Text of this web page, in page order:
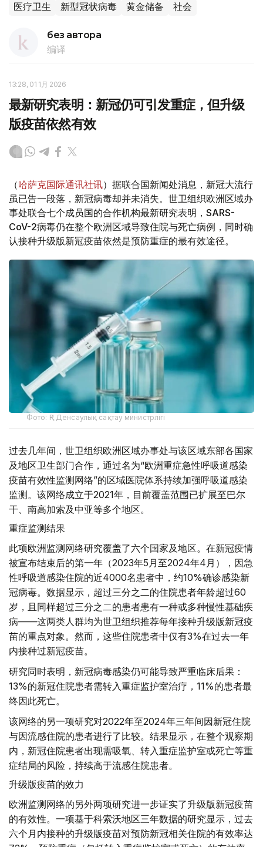
医疗卫生 新型冠状病毒 黄金储备 社会
без автора
编译
13:28, 01 1月 2026
最新研究表明：新冠仍可引发重症，但升级
版疫苗依然有效
（哈萨克国际通讯社讯）据联合国新闻处消息，新冠大流行
虽已告一段落，新冠病毒却并未消失。世卫组织欧洲区域办
事处联合七个成员国的合作机构最新研究表明，SARS-
CoV-2病毒仍在整个欧洲区域导致住院与死亡病例，同时确
认接种升级版新冠疫苗依然是预防重症的最有效途径。
Фото: ҚР Денсаулық сақтау министрлігі
过去几年间，世卫组织欧洲区域办事处与该区域东部各国家
及地区卫生部门合作，通过名为“欧洲重症急性呼吸道感染
疫苗有效性监测网络”的区域医院体系持续加强呼吸道感染
监测。该网络成立于2021年，目前覆盖范围已扩展至巴尔
干、南高加索及中亚等多个地区。
重症监测结果
此项欧洲监测网络研究覆盖了六个国家及地区。在新冠疫情
被宣布结束后的第一年（2023年5月至2024年4月），因急
性呼吸道感染住院的近4000名患者中，约10%确诊感染新
冠病毒。数据显示，超过三分之二的住院患者年龄超过60
岁，且同样超过三分之二的患者患有一种或多种慢性基础疾
病——这两类人群均为世卫组织推荐每年接种升级版新冠疫
苗的重点对象。然而，这些住院患者中仅有3%在过去一年
内接种过新冠疫苗。
研究同时表明，新冠病毒感染仍可能导致严重临床后果：
13%的新冠住院患者需转入重症监护室治疗，11%的患者最
终因此死亡。
该网络的另一项研究对2022年至2024年三年间因新冠住院
与因流感住院的患者进行了比较。结果显示，在整个观察期
内，新冠住院患者出现需吸氧、转入重症监护室或死亡等重
症结局的风险，持续高于流感住院患者。
升级版疫苗的效力
欧洲监测网络的另外两项研究进一步证实了升级版新冠疫苗
的有效性。一项基于科索沃地区三年数据的研究显示，过去
六个月内接种的升级版疫苗对预防新冠相关住院的有效率达